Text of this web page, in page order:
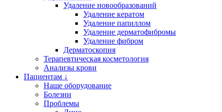
Удаление новообразований
Удаление кератом
Удаление папиллом
Удаление дерматофибромы
Удаление фибром
Дерматоскопия
Терапевтическая косметология
Анализы крови
Пациентам ↓
Наше оборудование
Болезни
Проблемы